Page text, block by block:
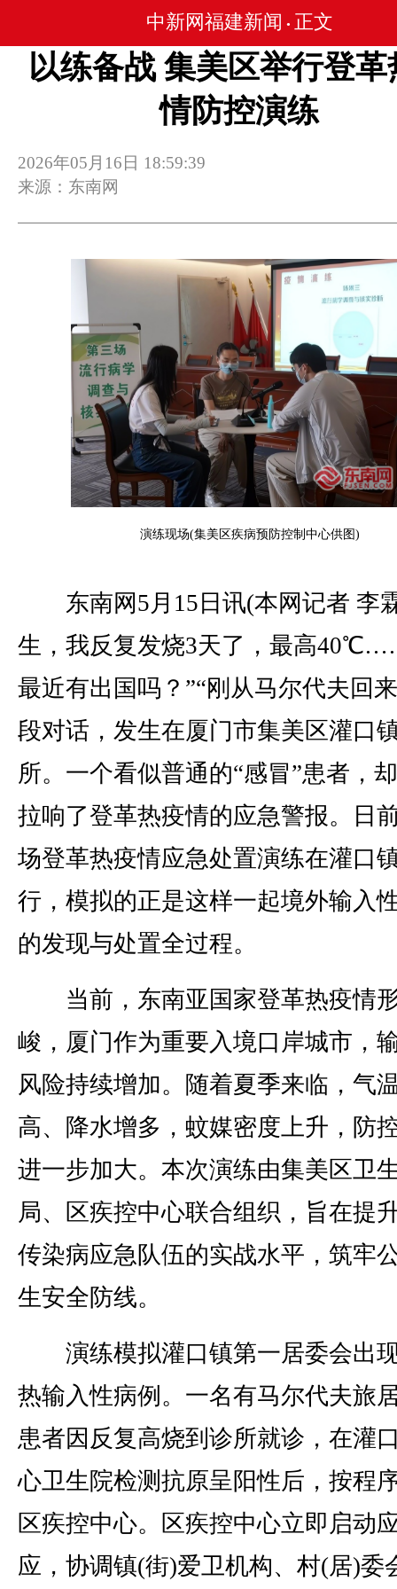
中新网福建新闻 • 正文
以练备战 集美区举行登革
情防控演练
2026年05月16日 18:59:39
来源：东南网
演练现场(集美区疾病预防控制中心供图)
东南网5月15日讯(本网记者 李
生，我反复发烧3天了，最高
最近有出国吗？”“刚从马尔代夫回
段对话，发生在厦门市集美区灌口
所。一个看似普通的“感冒”患者，
拉响了登革热疫情的应急警报。日
场登革热疫情应急处置演练在灌口
行，模拟的正是这样一起境外输入
的发现与处置全过程。
当前，东南亚国家登革热疫情
峻，厦门作为重要入境口岸城市，
风险持续增加。随着夏季来临，气
高、降水增多，蚊媒密度上升，防
进一步加大。本次演练由集美区卫
局、区疾控中心联合组织，旨在提
传染病应急队伍的实战水平，筑牢
生安全防线。
演练模拟灌口镇第一居委会出
热输入性病例。一名有马尔代夫旅
患者因反复高烧到诊所就诊，在灌
心卫生院检测抗原呈阳性后，按程
区疾控中心。区疾控中心立即启动
应，协调镇(街)爱卫机构、村(居)委